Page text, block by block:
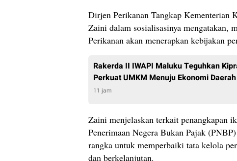
Dirjen Perikanan Tangkap Kementerian
Zaini dalam sosialisasinya mengatakan,
Perikanan akan menerapkan kebijakan
Rakerda II IWAPI Maluku Teguhkan
Perkuat UMKM Menuju Ekonomi
11 jam
Zaini menjelaskan terkait penangkapan
Penerimaan Negera Bukan Pajak
rangka untuk memperbaiki tata kelola
dan berkelanjutan.